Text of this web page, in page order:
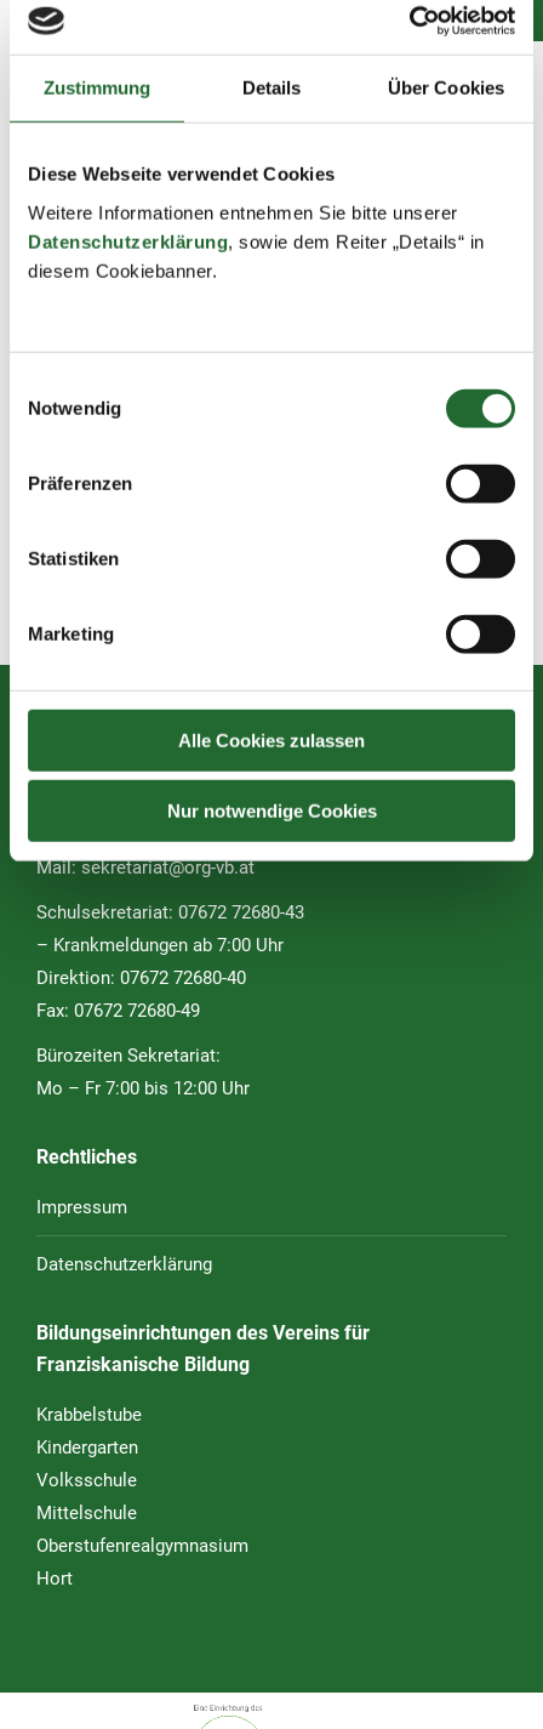
Zustimmung Details Über Cookies
Diese Webseite verwendet Cookies
Weitere Informationen entnehmen Sie bitte unserer
Datenschutzerklärung, sowie dem Reiter „Details“ in
diesem Cookiebanner.
Notwendig
Präferenzen
Statistiken
Marketing
Alle Cookies zulassen
Nur notwendige Cookies
Wir gratulieren allen Teilnehmerinnen und Teilnehmern
engagierten Einsatz!
Oberstufenrealgymnasium des Vereins für
Franziskanische Bildung
Mail:sekretariat@org-vb.at
Schulsekretariat: 07672 72680-43
– Krankmeldungen ab 7:00 Uhr
Direktion: 07672 72680-40
Fax: 07672 72680-49
Bürozeiten Sekretariat:
Mo – Fr 7:00 bis 12:00 Uhr
Rechtliches
Impressum
Datenschutzerklärung
Bildungseinrichtungen des Vereins für
Franziskanische Bildung
Krabbelstube
Kindergarten
Volksschule
Mittelschule
Oberstufenrealgymnasium
Hort